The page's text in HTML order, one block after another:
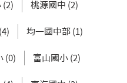
(2) 桃源國中 (2)
均一國中部 (1)
(0) 富山國小 (2)